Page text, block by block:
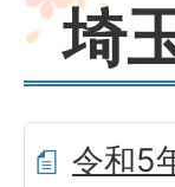
埼
令和5